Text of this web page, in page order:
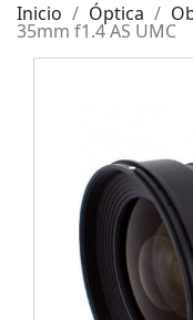
Inicio Óptica
35mm f1.4 AS UMC